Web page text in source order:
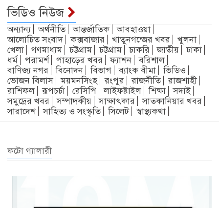
ভিডিও নিউজ
অন্যান্য অর্থনীতি আন্তর্জাতিক
আবহাওয়া
আলোচিত সংবাদ
কক্সবাজার খাতুনগন্জের খবর
খুলনা
খেলা
গণমাধ্যম চট্টগ্রাম চট্টগ্রাম চাকরি জাতীয়
ঢাকা
ধর্ম
পরামর্শ পাহাড়ের খবর ফ্যাশন
বরিশাল
বাণিজ্য নগর
বিনোদন বিভাগ ব্যাংক বীমা
ভিডিও
ভোজন বিলাস
ময়মনসিংহ রংপুর রাজনীতি
রাজশাহী
রাশিফল
রূপচর্চা রেসিপি লাইফষ্টাইল শিক্ষা
সদাই
সমুদ্রের খবর
সম্পাদকীয় সাক্ষাৎকার
সাতকানিয়ার খবর
সারাদেশ
সাহিত্য ও সংস্কৃতি সিলেট স্বাস্থ্যকথা
ফটো গ্যালারী